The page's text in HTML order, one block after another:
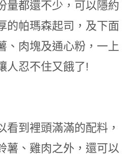
量都還不少，可以隱約
的帕瑪森起司，及下面
、肉塊及通心粉，一上
人忍不住又餓了!
到裡頭滿滿的配料，
薯、雞肉之外，還可以